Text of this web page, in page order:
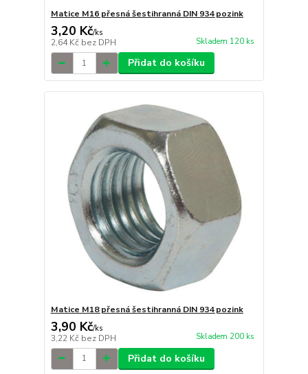
Matice M16 přesná šestihranná DIN 934 pozink
3,20 Kč/ks
2,64 Kč bez DPH Skladem 120 ks
Přidat do košíku
Matice M18 přesná šestihranná DIN 934 pozink
3,90 Kč/ks
3,22 Kč bez DPH Skladem 200 ks
Přidat do košíku